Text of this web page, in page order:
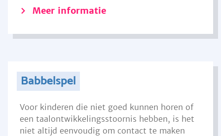
Meer informatie
Babbelspel
Voor kinderen die niet goed kunnen horen of
een taalontwikkelingsstoornis hebben, is het
niet altijd eenvoudig om contact te maken